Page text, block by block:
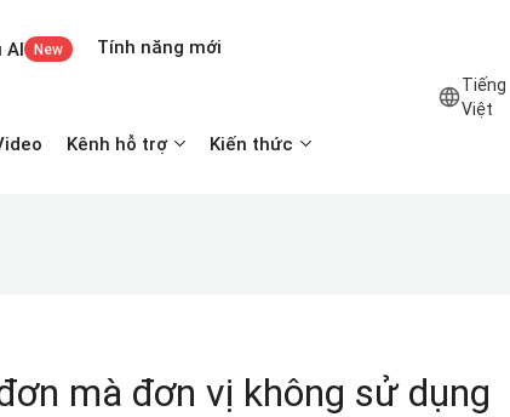
AI New Tính năng mới
Kênh hỗ trợ Kiến thức
Tiếng
Việt
mà đơn vị không sử dụng